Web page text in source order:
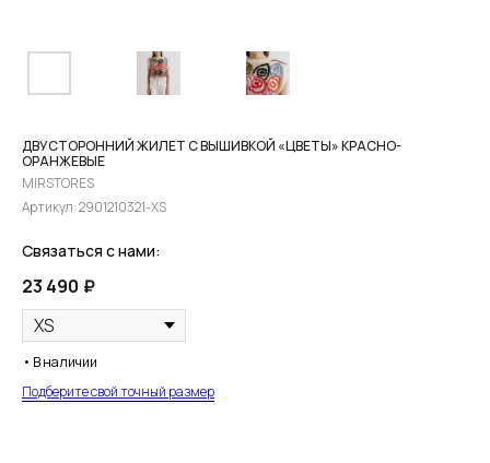
ДВУСТОРОННИЙ ЖИЛЕТ С ВЫШИВКОЙ «ЦВЕТЫ» КРАСНО-
ОРАНЖЕВЫЕ
MIRSTORES
Артикул:2901210321-XS
Связаться с нами:
23 490 ₽
• В наличии
Подберите свой точный размер